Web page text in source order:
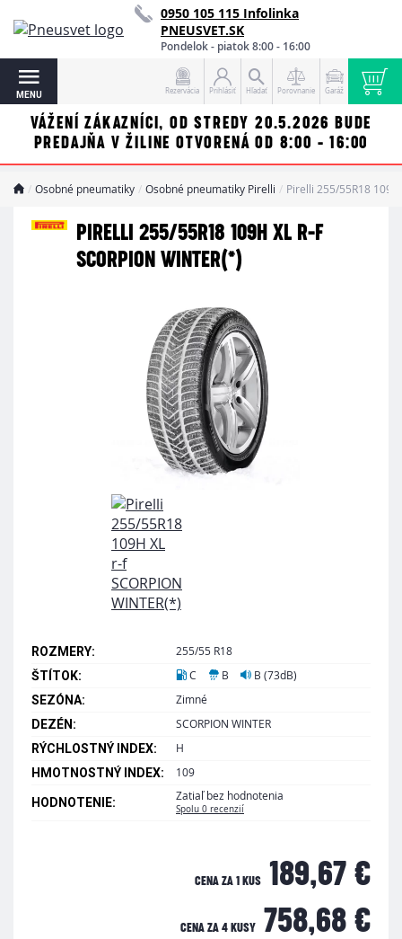
0950 105 115 Infolinka
PNEUSVET.SK
Pondelok - piatok 8:00 - 16:00
MENU Rezervácia Prihlásiť Hľadať Porovnanie Garáž
VÁŽENÍ ZÁKAZNÍCI, OD STREDY 20.5.2026 BUDE
PREDAJŇA V ŽILINE OTVORENÁ OD 8:00 - 16:00
Osobné pneumatiky Osobné pneumatiky Pirelli Pirelli 255/55R18 109H
PIRELLI 255/55R18 109H XL R-F
SCORPION WINTER(*)
ROZMERY: 255/55 R18
ŠTÍTOK: C B B (73dB)
SEZÓNA: Zimné
DEZÉN: SCORPION WINTER
RÝCHLOSTNÝ INDEX: H
HMOTNOSTNÝ INDEX: 109
HODNOTENIE: Zatiaľ bez hodnotenia
Spolu 0 recenzií
CENA ZA 1 KUS 189,67 €
CENA ZA 4 KUSY 758,68 €